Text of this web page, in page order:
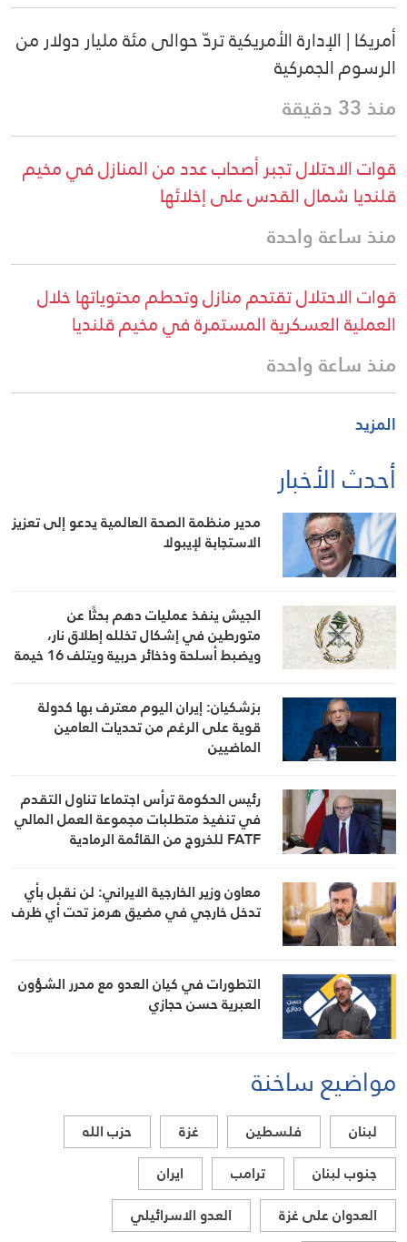
أمريكا | الإدارة الأمريكية تردّ حوالى مئة مليار دولار من
الرسوم الجمركية
منذ 33 دقيقة
قوات الاحتلال تجبر أصحاب عدد من المنازل في مخيم
قلنديا شمال القدس على إخلائها
منذ ساعة واحدة
قوات الاحتلال تقتحم منازل وتحطم محتوياتها خلال
العملية العسكرية المستمرة في مخيم قلنديا
منذ ساعة واحدة
المزيد
أحدث الأخبار
مدير منظمة الصحة العالمية يدعو إلى تعزيز
الاستجابة لإيبولا
الجيش ينفذ عمليات دهم بحثًا عن
متورطين في إشكال تخلله إطلاق نار،
ويضبط أسلحة وذخائر حربية ويتلف 16 خيمة
بزشكيان: إيران اليوم معترف بها كدولة
قوية على الرغم من تحديات العامين
الماضيين
رئيس الحكومة ترأس اجتماعا تناول التقدم
في تنفيذ متطلبات مجموعة العمل المالي
FATF للخروج من القائمة الرمادية
معاون وزير الخارجية الايراني: لن نقبل بأي
تدخل خارجي في مضيق هرمز تحت أي ظرف
التطورات في كيان العدو مع محرر الشؤون
العبرية حسن حجازي
مواضيع ساخنة
لبنان فلسطين غزة
حزب الله
جنوب لبنان
ترامب
ايران
العدوان على غزة
العدو الاسرائيلي